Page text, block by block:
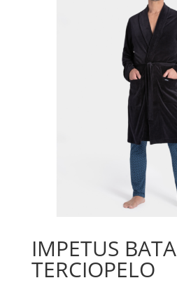
IMPETUS BATA
TERCIOPELO